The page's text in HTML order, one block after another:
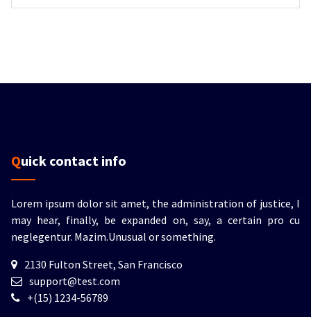
Quick contact info
Lorem ipsum dolor sit amet, the administration of justice, I
may hear, finally, be expanded on, say, a certain pro cu
neglegentur. Mazim.Unusual or something.
2130 Fulton Street, San Francisco
support@test.com
+(15) 1234-56789